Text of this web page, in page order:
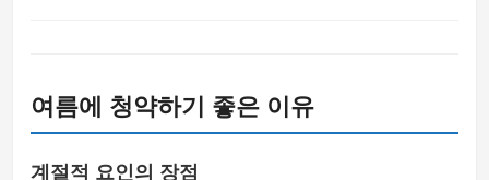
여름에 청약하기 좋은 이유
계절적 요인의 장점